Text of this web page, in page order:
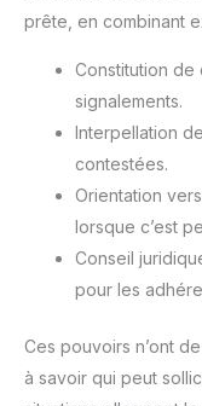
prête, en combinant
Constitution
signalements.
Interpellation
contestées.
Orientation
lorsque c’est
Conseil
pour les
Ces pouvoirs n’ont
à savoir qui peut